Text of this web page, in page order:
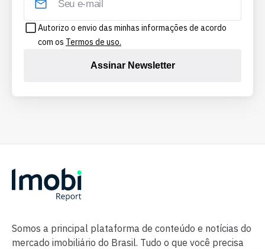
Autorizo o envio das minhas informações de acordo
com os Termos de uso.
Assinar Newsletter
Somos a principal plataforma de conteúdo e notícias do
mercado imobiliário do Brasil. Tudo o que você precisa